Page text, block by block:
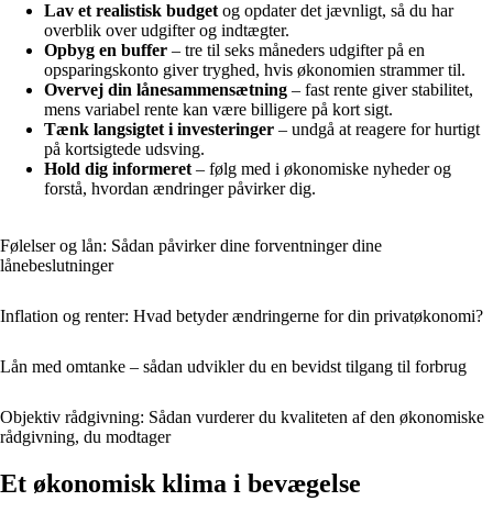
Lav et realistisk budget og opdater det jævnligt, så du har
overblik over udgifter og indtægter.
Opbyg en buffer – tre til seks måneders udgifter på en
opsparingskonto giver tryghed, hvis økonomien strammer til.
Overvej din lånesammensætning – fast rente giver stabilitet,
mens variabel rente kan være billigere på kort sigt.
Tænk langsigtet i investeringer – undgå at reagere for hurtigt
på kortsigtede udsving.
Hold dig informeret – følg med i økonomiske nyheder og
forstå, hvordan ændringer påvirker dig.
Følelser og lån: Sådan påvirker dine forventninger dine
lånebeslutninger
Inflation og renter: Hvad betyder ændringerne for din privatøkonomi?
Lån med omtanke – sådan udvikler du en bevidst tilgang til forbrug
Objektiv rådgivning: Sådan vurderer du kvaliteten af den økonomiske
rådgivning, du modtager
Et økonomisk klima i bevægelse